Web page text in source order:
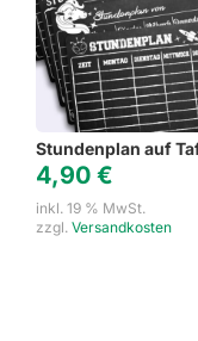
Stundenplan auf
4,90 €
inkl. 19 % MwSt.
zzgl. Versandkosten